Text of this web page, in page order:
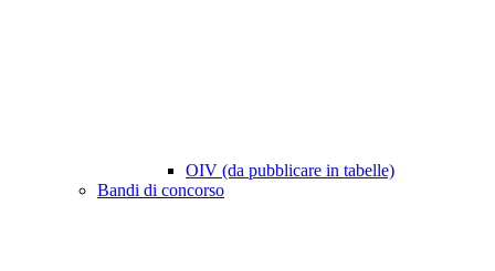
OIV (da pubblicare in tabelle)
Bandi di concorso